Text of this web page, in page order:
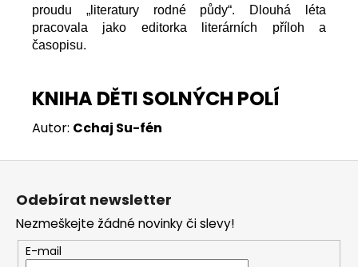
proudu „literatury rodné půdy“. Dlouhá léta
pracovala jako editorka literárních příloh a
časopisu.
KNIHA DĚTI SOLNÝCH POLÍ
Autor: Cchaj Su-fén
Z
Odebírat newsletter
Nezmeškejte žádné novinky či slevy!
E-mail